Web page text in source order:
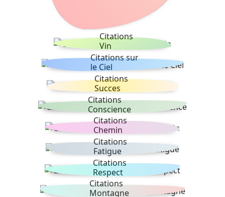
Citations
Vin
Citations sur
le Ciel
Citations
Succes
Citations
Conscience
Citations
Chemin
Citations
Fatigue
Citations
Respect
Citations
Montagne